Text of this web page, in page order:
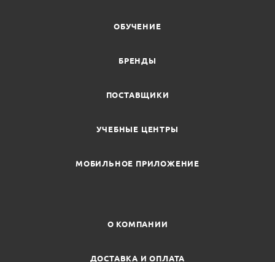
ОБУЧЕНИЕ
БРЕНДЫ
ПОСТАВЩИКИ
УЧЕБНЫЕ ЦЕНТРЫ
МОБИЛЬНОЕ ПРИЛОЖЕНИЕ
О КОМПАНИИ
ДОСТАВКА И ОПЛАТА